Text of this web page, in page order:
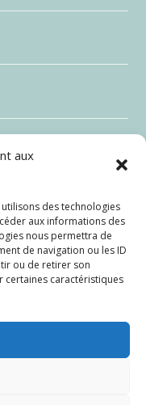
aux
des technologies
aux informations des
nous permettra de
de navigation ou les ID
ou de retirer son
certaines caractéristiques
Envoi